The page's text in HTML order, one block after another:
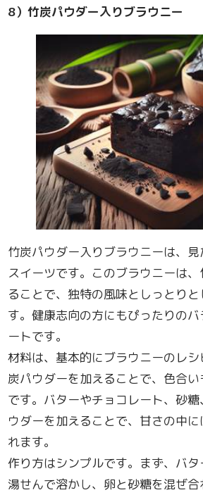
8）竹炭パウダー入りブラウニー
竹炭パウダー入りブラウニーは、
スイーツです。このブラウニーは
ることで、独特の風味としっとり
す。健康志向の方にもぴったりの
ートです。
材料は、基本的にブラウニーのレ
炭パウダーを加えることで、色合
です。バターやチョコレート、砂
ウダーを加えることで、甘さの中
れます。
作り方はシンプルです。まず、バ
湯せんで溶かし、卵と砂糖を混ぜ